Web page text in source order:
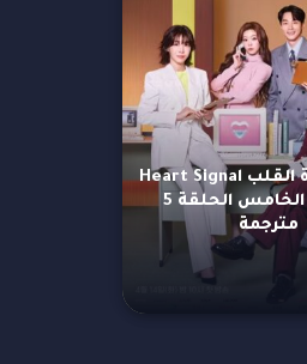
برنامج إشارة القلب Heart Signal
الموسم الخامس الحلقة 5
مترجمة